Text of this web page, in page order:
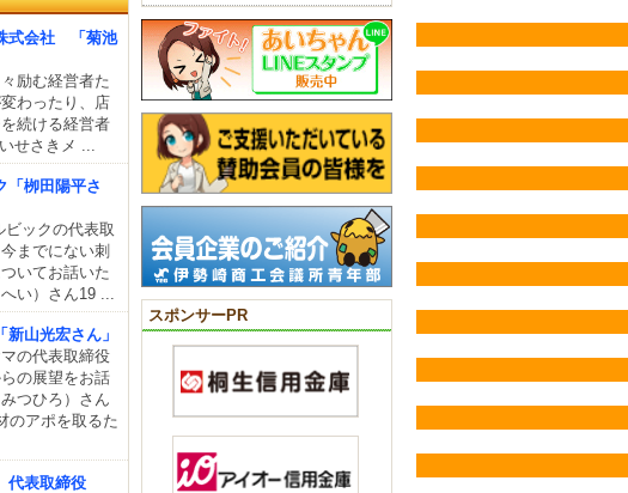
式会社 「菊池
励む経営者た
わったり、店
続ける経営者
せさきメ ...
栁田陽平さ
ックの代表取
までにない刺
いてお話いた
い）さん19 ...
山光宏さん」
の代表取締役
の展望をお話
つひろ）さん
のアポを取るた
代表取締役
スポンサーPR